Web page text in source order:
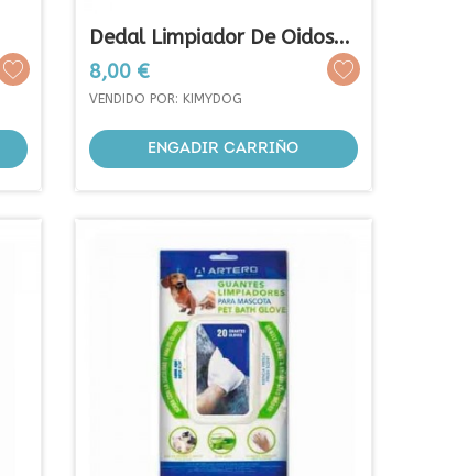
Dedal Limpiador De Oidos...
Prezo
8,00 €
VENDIDO POR: KIMYDOG
ENGADIR CARRIÑO